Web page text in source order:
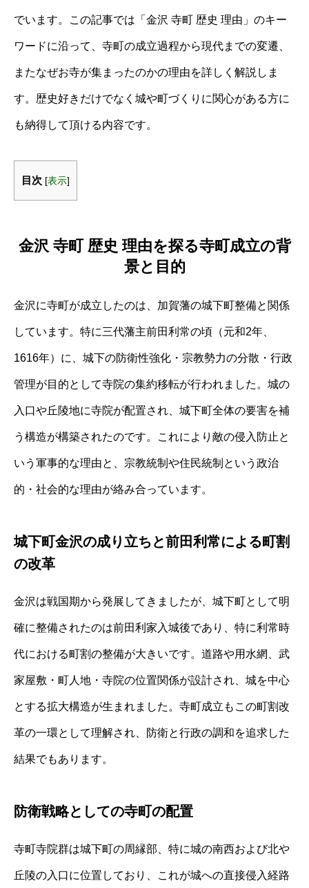
でいます。この記事では「金沢 寺町 歴史 理由」のキー
ワードに沿って、寺町の成立過程から現代までの変遷、
またなぜお寺が集まったのかの理由を詳しく解説しま
す。歴史好きだけでなく城や町づくりに関心がある方に
も納得して頂ける内容です。
目次 [表示]
金沢 寺町 歴史 理由を探る寺町成立の背
景と目的
金沢に寺町が成立したのは、加賀藩の城下町整備と関係
しています。特に三代藩主前田利常の頃（元和2年、
1616年）に、城下の防衛性強化・宗教勢力の分散・行政
管理が目的として寺院の集約移転が行われました。城の
入口や丘陵地に寺院が配置され、城下町全体の要害を補
う構造が構築されたのです。これにより敵の侵入防止と
いう軍事的な理由と、宗教統制や住民統制という政治
的・社会的な理由が絡み合っています。
城下町金沢の成り立ちと前田利常による町割
の改革
金沢は戦国期から発展してきましたが、城下町として明
確に整備されたのは前田利家入城後であり、特に利常時
代における町割の整備が大きいです。道路や用水網、武
家屋敷・町人地・寺院の位置関係が設計され、城を中心
とする拡大構造が生まれました。寺町成立もこの町割改
革の一環として理解され、防衛と行政の調和を追求した
結果でもあります。
防衛戦略としての寺町の配置
寺町寺院群は城下町の周縁部、特に城の南西および北や
丘陵の入口に位置しており、これが城への直接侵入経路